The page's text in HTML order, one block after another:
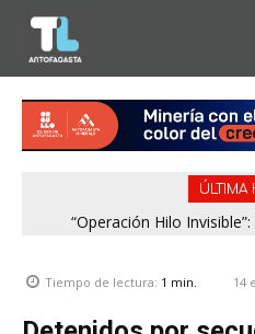
ÚLTIMA
“Operación Hilo
Tiempo de lectura: 1 min. 14